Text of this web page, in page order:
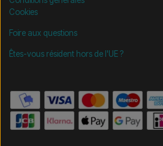
Cookies
Foire aux questions
Êtes-vous résident hors de l'UE ?